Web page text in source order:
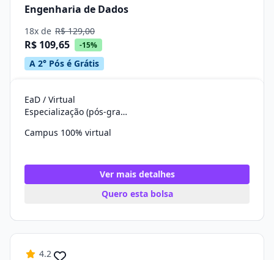
Engenharia de Dados
18x de R$ 129,00
R$ 109,65 -15%
A 2° Pós é Grátis
EaD / Virtual
Especialização (pós-graduação)
Campus 100% virtual
Ver mais detalhes
Quero esta bolsa
4.2